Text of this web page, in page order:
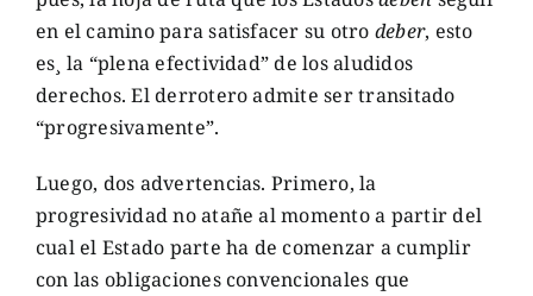
en el camino para satisfacer su otro deber, esto
es¸ la “plena efectividad” de los aludidos
derechos. El derrotero admite ser transitado
“progresivamente”.
Luego, dos advertencias. Primero, la
progresividad no atañe al momento a partir del
cual el Estado parte ha de comenzar a cumplir
con las obligaciones convencionales que